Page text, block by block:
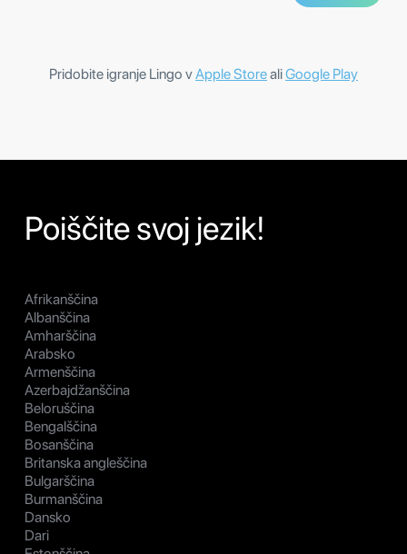
Pridobite igranje Lingo vApple StorealiGoogle Play
Poiščite svoj jezik!
Afrikanščina
Albanščina
Amharščina
Arabsko
Armenščina
Azerbajdžanščina
Beloruščina
Bengalščina
Bosanščina
Britanska angleščina
Bulgarščina
Burmanščina
Dansko
Dari